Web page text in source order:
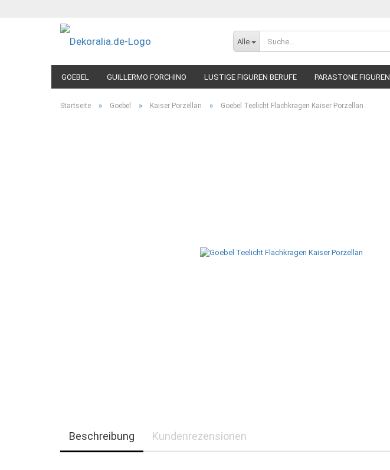
Alle
GOEBEL GUILLERMO FORCHINO LUSTIGE FIGUREN BERUFE PARASTONE FIGUREN
Startseite » Goebel » Kaiser Porzellan » Goebel Teelicht Flachkragen Kaiser Porzellan
Beschreibung Kundenrezensionen